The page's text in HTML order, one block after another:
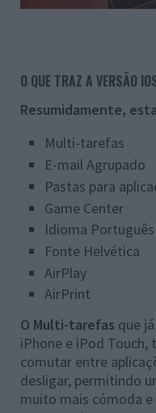
O QUE TRAZ A VERSÃO
Resumidamente,
Multi-tarefas
E-mail Agrupado
Pastas para
Game Center
Idioma Português
Fonte Helvética
AirPlay
AirPrint
O Multi-tarefas que
iPhone e iPod
comutar entre
desligar, permitindo
muito mais cómoda